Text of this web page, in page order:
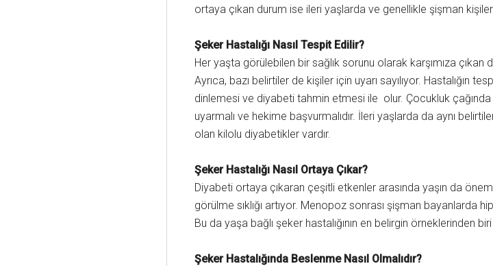
ortaya çıkan durum ise ileri yaşlarda ve genellikle şişman
Şeker Hastalığı Nasıl Tespit Edilir?
Her yaşta görülebilen bir sağlık sorunu olarak karşımıza
Ayrıca, bazı belirtiler de kişiler için uyarı sayılıyor. Hastalığın
dinlemesi ve diyabeti tahmin etmesi ile olur. Çocukluk çağında
uyarmalı ve hekime başvurmalıdır. İleri yaşlarda da aynı
olan kilolu diyabetikler vardır.
Şeker Hastalığı Nasıl Ortaya Çıkar?
Diyabeti ortaya çıkaran çeşitli etkenler arasında yaşın da
görülme sıklığı artıyor. Menopoz sonrası şişman bayanlarda
Bu da yaşa bağlı şeker hastalığının en belirgin örneklerinden biri
Şeker Hastalığında Beslenme Nasıl Olmalıdır?